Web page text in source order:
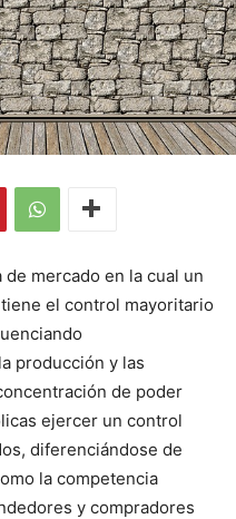
mercado en la cual un
el control mayoritario
producción y las
de poder
ejercer un control
diferenciándose de
la competencia
y compradores